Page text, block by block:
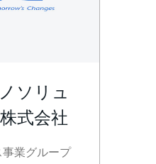
ソリュ
式会社
事業グループ